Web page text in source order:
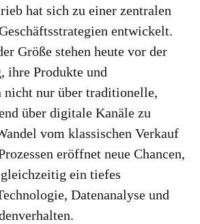
hat sich zu einer zentralen
entwickelt.
Größe stehen heute vor der
ihre Produkte und
nicht nur über traditionelle,
über digitale Kanäle zu
vom klassischen Verkauf
eröffnet neue Chancen,
ein tiefes
Datenanalyse und